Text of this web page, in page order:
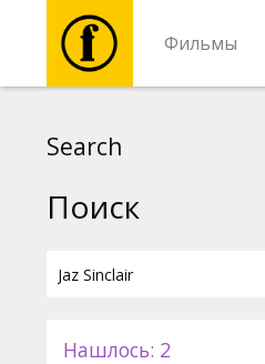
Фильмы
Search
Поиск
Нашлось: 2